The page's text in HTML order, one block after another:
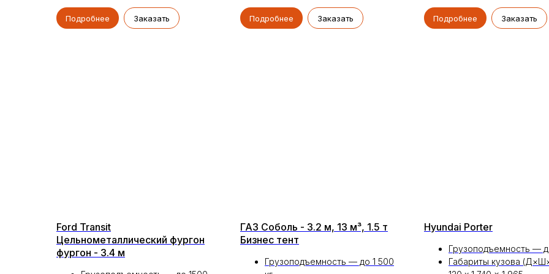
Подробнее Заказать Подробнее Заказать Подробнее Заказать
Ford Transit
Цельнометаллический фургон
фургон - 3.4 м
ГАЗ Соболь - 3.2 м, 13 м³, 1.5 т
Бизнес тент
Грузоподъемность — до 1 500
Hyundai Porter
Грузоподъемность —
Габариты кузова